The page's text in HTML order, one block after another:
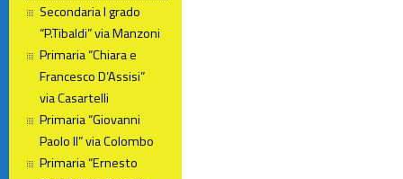
Secondaria I grado
“P.Tibaldi” via Manzoni
Primaria “Chiara e
Francesco D’Assisi”
via Casartelli
Primaria “Giovanni
Paolo II” via Colombo
Primaria “Ernesto